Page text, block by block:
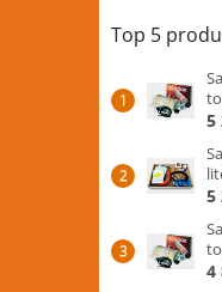
Top 5
5
5
4